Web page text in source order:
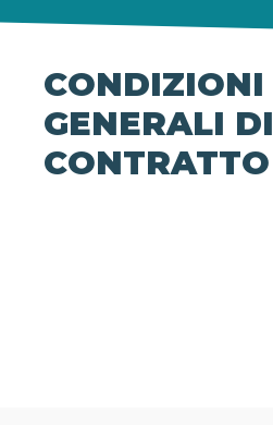
CONDIZIONI
GENERALI DI
CONTRATTO